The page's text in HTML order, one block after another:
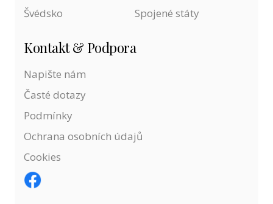
Švédsko
Spojené státy
Kontakt & Podpora
Napište nám
Časté dotazy
Podmínky
Ochrana osobních údajů
Cookies